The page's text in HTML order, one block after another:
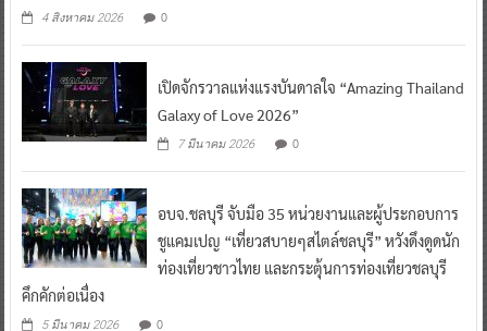
4 สิงหาคม 2026 0
เปิดจักรวาลแห่งแรงบันดาลใจ “Amazing Thailand
Galaxy of Love 2026”
7 มีนาคม 2026 0
อบจ.ชลบุรี จับมือ 35 หน่วยงานและผู้ประกอบการ
ชูแคมเปญ “เที่ยวสบายๆสไตล์ชลบุรี” หวังดึงดูดนัก
ท่องเที่ยวชาวไทย และกระตุ้นการท่องเที่ยวชลบุรี
คึกคักต่อเนื่อง
5 มีนาคม 2026 0